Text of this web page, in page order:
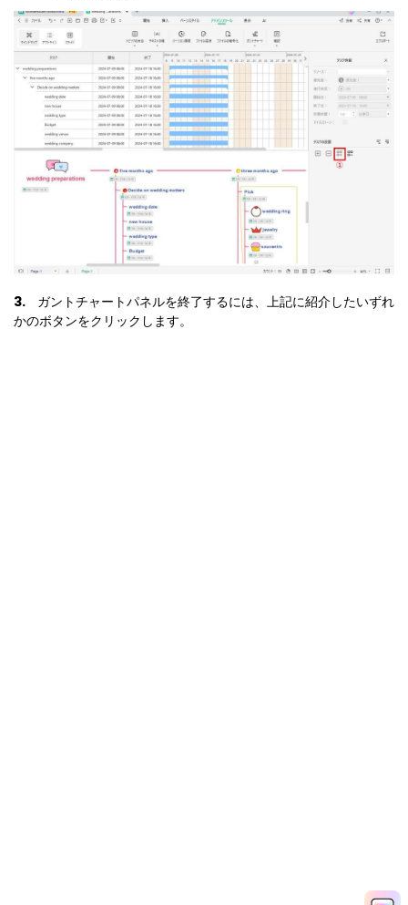
3.
ガントチャートパネルを終了するには、上記に紹介したいずれ
かのボタンをクリックします。